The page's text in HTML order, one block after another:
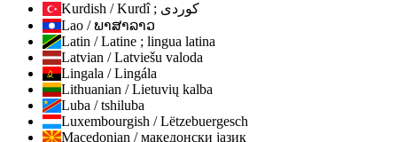
Kurdish / Kurdî ; كوردی
Lao / ພາສາລາວ
Latin / Latine ; lingua latina
Latvian / Latviešu valoda
Lingala / Lingála
Lithuanian / Lietuvių kalba
Luba / tshiluba
Luxembourgish / Lëtzebuergesch
Macedonian / македонски јазик